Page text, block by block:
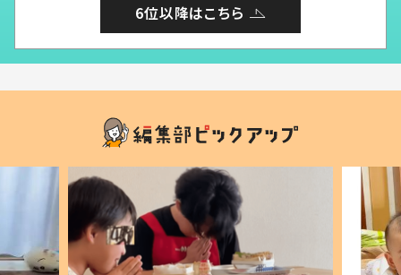
6位以降はこちら